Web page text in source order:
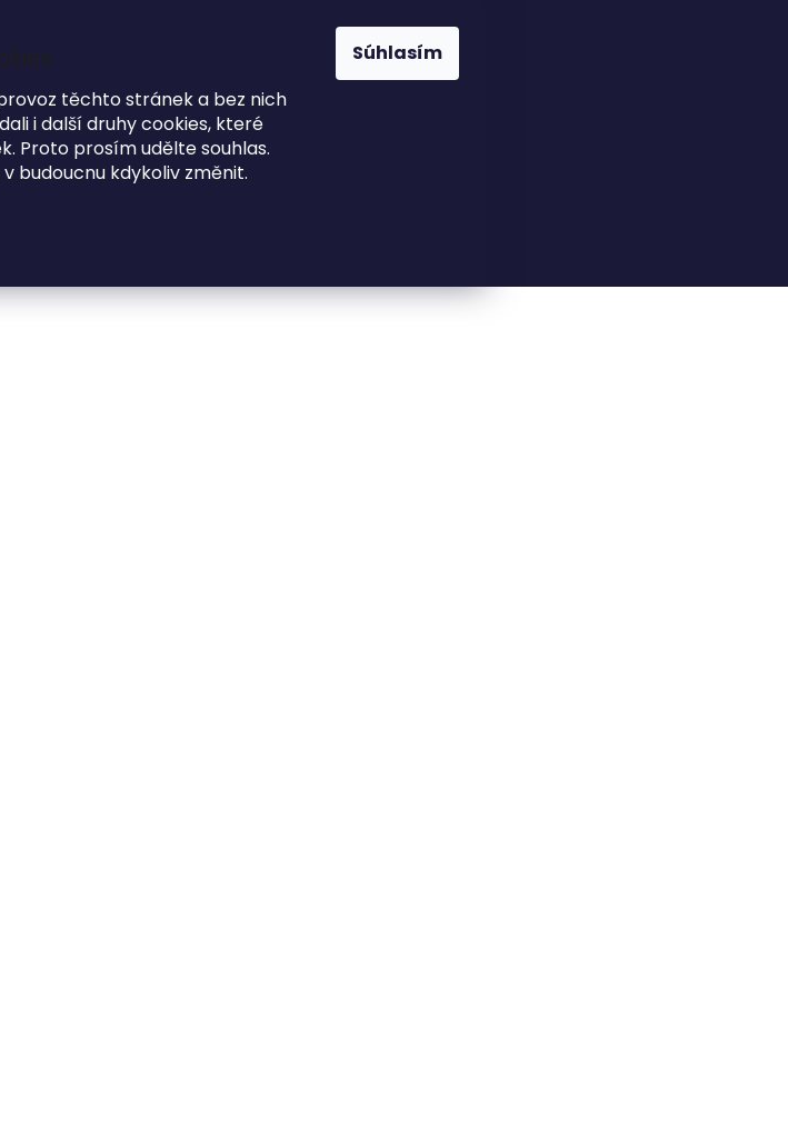
těchto stránek a bez nich
i další druhy cookies, které
Proto prosím udělte souhlas.
budoucnu kdykoliv změnit.
Súhlasím
723816110
O NÁS